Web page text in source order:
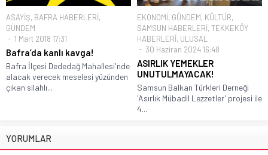
ASAYİŞ, BAFRA HABERLERİ,
GÜNDEM
1 Mart 2018 17:31
Bafra’da kanlı kavga!
Bafra İlçesi Dededağ Mahallesi'nde
alacak verecek meselesi yüzünden
çıkan silahlı...
EKONOMİ, GÜNDEM, KÜLTÜR,
SAMSUN HABERLERİ, TEKKEKÖY
HABERLERİ, ULUSAL
30 Haziran 2024 16:48
ASIRLIK YEMEKLER
UNUTULMAYACAK!
Samsun Balkan Türkleri Derneği
'Asırlık Mübadil Lezzetler' projesi ile
4...
YORUMLAR